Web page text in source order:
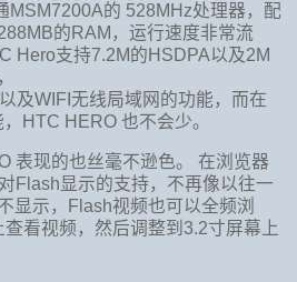
MSM7200A的 528MHz处理器，配
的RAM，运行速度非常流
Hero支持7.2M的HSDPA以及2M
及WIFI无线局域网的功能，而在
HTC HERO 也不会少。
表现的也丝毫不逊色。 在浏览器
Flash显示的支持，不再像以往一
显示，Flash视频也可以全频浏
看视频，然后调整到3.2寸屏幕上